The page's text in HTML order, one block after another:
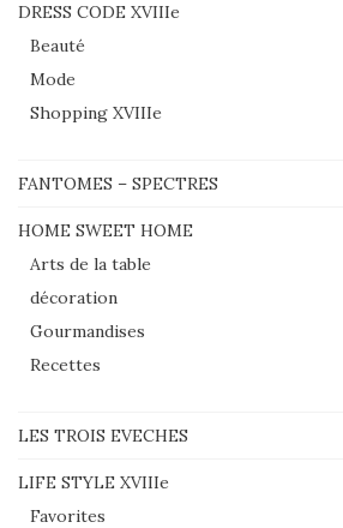
DRESS CODE XVIIIe
Beauté
Mode
Shopping XVIIIe
FANTOMES – SPECTRES
HOME SWEET HOME
Arts de la table
décoration
Gourmandises
Recettes
LES TROIS EVECHES
LIFE STYLE XVIIIe
Favorites